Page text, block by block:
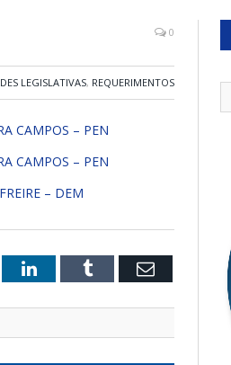
0
LEGISLATIVAS, REQUERIMENTOS
CAMPOS – PEN
CAMPOS – PEN
– DEM
LinkedInTumblr Email